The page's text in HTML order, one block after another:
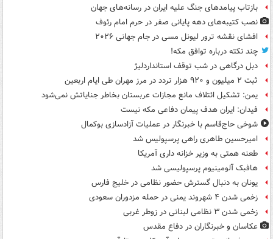
بازتاب پیامدهای جنگ علیه ایران در رسانه‌های جهان
نصب کتیبه‌های دهه پایانی صفر در حرم امام رئوف
افشای نقشه ترور لیونل مسی در جام جهانی ۲۰۲۶
چند نکته درباره توافق مکه!
دبل درگاهی در شب توقف استانداردلیژ
ثبت ۲ میلیون و ۹۲۰ هزار تردد در مرز مهران طی ایام اربعین
یمن: تشکیل ائتلاف مانع مجازات عربستان بخاطر جنایاتش نمی‌شود
فیدان: ایران هدف پیمان دفاعی مکه نیست
شوخی حاج‌قاسم با خبرنگار در عملیات آزادسازی بوکمال
امیرحسین طاهری راهی پرسپولیس شد
طعنه همتی به وزیر خزانه داری آمریکا
هافبک آلومینیوم پرسپولیسی شد
یونان به دنبال گسترش حضور نظامی در خلیج فارس
زخمی شدن ۴ شهروند یمنی در حمله مزدوران سعودی
زخمی شدن ۳ نظامی لبنانی در زوطر غربی
عکاسان و خبرنگاران در دفاع مقدس